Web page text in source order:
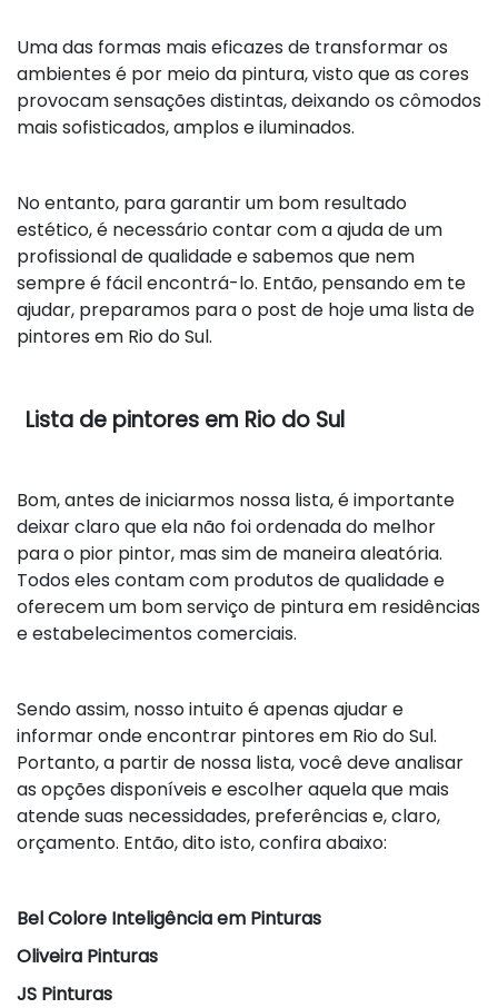
Uma das formas mais eficazes de transformar os
ambientes é por meio da pintura, visto que as cores
provocam sensações distintas, deixando os cômodos
mais sofisticados, amplos e iluminados.
No entanto, para garantir um bom resultado
estético, é necessário contar com a ajuda de um
profissional de qualidade e sabemos que nem
sempre é fácil encontrá-lo. Então, pensando em te
ajudar, preparamos para o post de hoje uma lista de
pintores em Rio do Sul.
Lista de pintores em Rio do Sul
Bom, antes de iniciarmos nossa lista, é importante
deixar claro que ela não foi ordenada do melhor
para o pior pintor, mas sim de maneira aleatória.
Todos eles contam com produtos de qualidade e
oferecem um bom serviço de pintura em residências
e estabelecimentos comerciais.
Sendo assim, nosso intuito é apenas ajudar e
informar onde encontrar pintores em Rio do Sul.
Portanto, a partir de nossa lista, você deve analisar
as opções disponíveis e escolher aquela que mais
atende suas necessidades, preferências e, claro,
orçamento. Então, dito isto, confira abaixo:
Bel Colore Inteligência em Pinturas
Oliveira Pinturas
JS Pinturas